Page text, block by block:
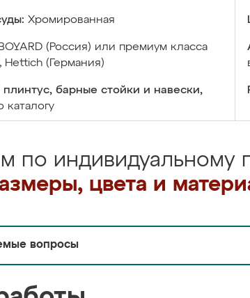
Хромированная
BOYARD (Россия) или премиум класса
Hettich (Германия)
барные стойки и навески,
каталогу
по индивидуальному
цвета и
вопросы